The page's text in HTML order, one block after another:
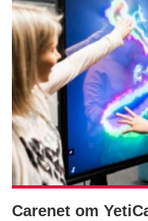
Carenet om